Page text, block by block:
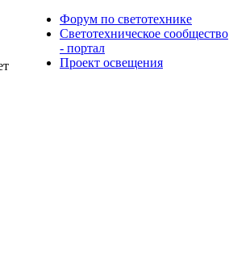
Форум по светотехнике
Светотехническое сообщество
- портал
Проект освещения